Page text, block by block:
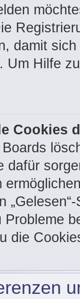
damit
Um Hilfe
Cookies
dafür
die